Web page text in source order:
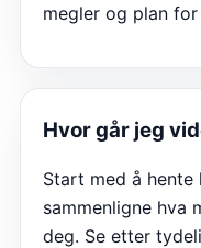
megler og plan
Hvor går jeg
Start med å
sammenligne hva
deg. Se etter